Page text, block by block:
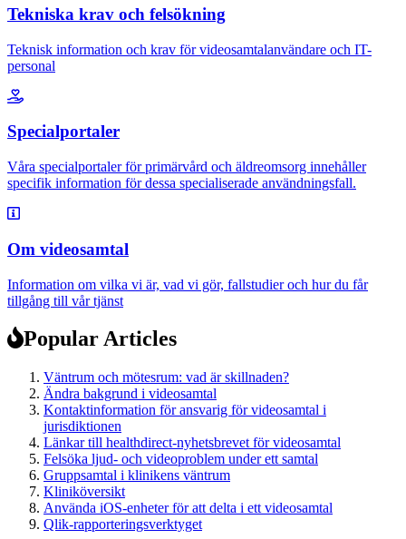
Tekniska krav och felsökning
Teknisk information och krav för videosamtalanvändare och IT-
personal
Specialportaler
Våra specialportaler för primärvård och äldreomsorg innehåller
specifik information för dessa specialiserade användningsfall.
Om videosamtal
Information om vilka vi är, vad vi gör, fallstudier och hur du får
tillgång till vår tjänst
Popular Articles
Väntrum och mötesrum: vad är skillnaden?
Ändra bakgrund i videosamtal
Kontaktinformation för ansvarig för videosamtal i
jurisdiktionen
Länkar till healthdirect-nyhetsbrevet för videosamtal
Felsöka ljud- och videoproblem under ett samtal
Gruppsamtal i klinikens väntrum
Kliniköversikt
Använda iOS-enheter för att delta i ett videosamtal
Qlik-rapporteringsverktyget